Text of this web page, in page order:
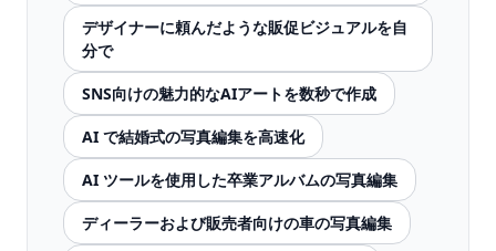
デザイナーに頼んだような販促ビジュアルを自
分で
SNS向けの魅力的なAIアートを数秒で作成
AI で結婚式の写真編集を高速化
AI ツールを使用した卒業アルバムの写真編集
ディーラーおよび販売者向けの車の写真編集